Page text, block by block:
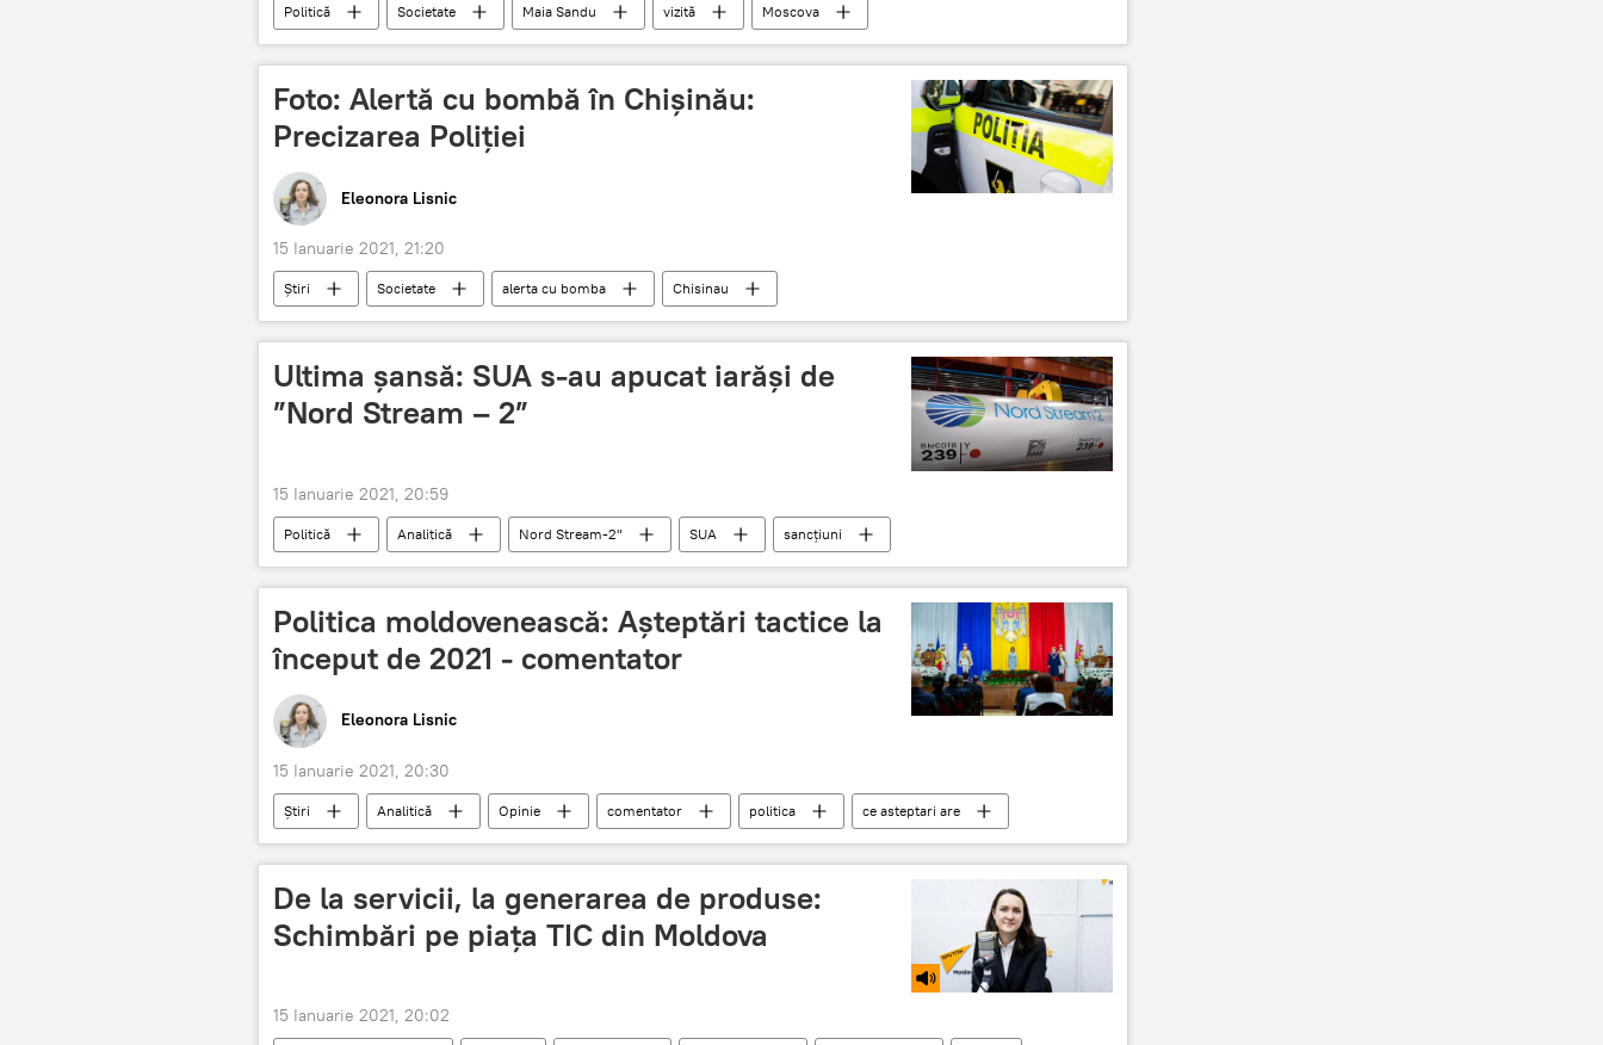
Politică Societate Maia Sandu vizită Moscova
Foto: Alertă cu bombă în Chișinău:
Precizarea Poliției
Eleonora Lisnic
15 Ianuarie 2021, 21:20
Știri Societate alerta cu bomba Chisinau
Ultima șansă: SUA s-au apucat iarăși de
”Nord Stream – 2”
15 Ianuarie 2021, 20:59
Politică Analitică Nord Stream-2" SUA sancțiuni
Politica moldovenească: Așteptări tactice la
început de 2021 - comentator
Eleonora Lisnic
15 Ianuarie 2021, 20:30
Știri Analitică Opinie comentator politica
ce asteptari are
Editoriale
De la servicii, la generarea de produse:
Schimbări pe piața TIC din Moldova
15 Ianuarie 2021, 20:02